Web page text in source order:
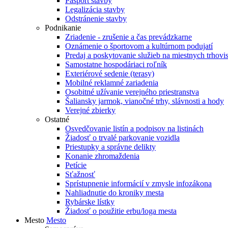
Legalizácia stavby
Odstránenie stavby
Podnikanie
Zriadenie - zrušenie a čas prevádzkarne
Oznámenie o športovom a kultúrnom podujatí
Predaj a poskytovanie služieb na miestnych
Samostatne hospodáriaci roľník
Exteriérové sedenie (terasy)
Mobilné reklamné zariadenia
Osobitné užívanie verejného priestranstva
Šaliansky jarmok, vianočné trhy, slávnosti a hody
Verejné zbierky
Ostatné
Osvedčovanie listín a podpisov na listinách
Žiadosť o trvalé parkovanie vozidla
Priestupky a správne delikty
Konanie zhromaždenia
Petície
Sťažnosť
Sprístupnenie informácií v zmysle infozákona
Nahliadnutie do kroniky mesta
Rybárske lístky
Žiadosť o použitie erbu/loga mesta
Mesto Mesto